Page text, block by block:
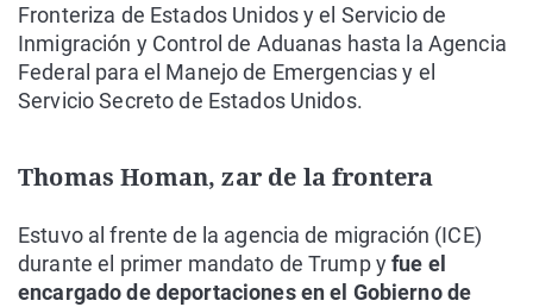
Fronteriza de Estados Unidos y el Servicio de
Inmigración y Control de Aduanas hasta la Agencia
Federal para el Manejo de Emergencias y el
Servicio Secreto de Estados Unidos.
Thomas Homan, zar de la frontera
Estuvo al frente de la agencia de migración (ICE)
durante el primer mandato de Trump yfue el
encargado de deportaciones en el Gobierno de